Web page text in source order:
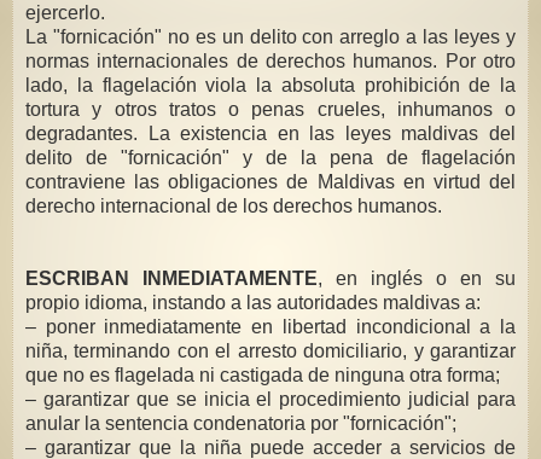
ejercerlo.
La "fornicación" no es un delito con arreglo a las leyes y
normas internacionales de derechos humanos. Por otro
lado, la flagelación viola la absoluta prohibición de la
tortura y otros tratos o penas crueles, inhumanos o
degradantes. La existencia en las leyes maldivas del
delito de "fornicación" y de la pena de flagelación
contraviene las obligaciones de Maldivas en virtud del
derecho internacional de los derechos humanos.
ESCRIBAN INMEDIATAMENTE, en inglés o en su
propio idioma, instando a las autoridades maldivas a:
– poner inmediatamente en libertad incondicional a la
niña, terminando con el arresto domiciliario, y garantizar
que no es flagelada ni castigada de ninguna otra forma;
– garantizar que se inicia el procedimiento judicial para
anular la sentencia condenatoria por "fornicación";
– garantizar que la niña puede acceder a servicios de